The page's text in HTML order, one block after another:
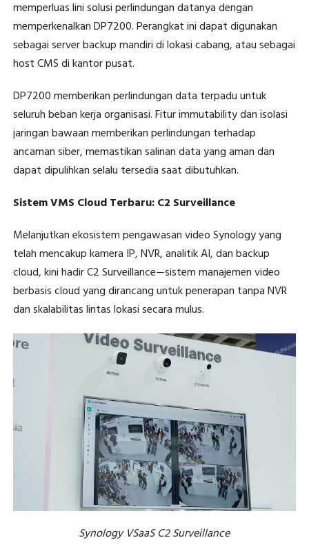
memperluas lini solusi perlindungan datanya dengan
memperkenalkan DP7200. Perangkat ini dapat digunakan
sebagai server backup mandiri di lokasi cabang, atau sebagai
host CMS di kantor pusat.
DP7200 memberikan perlindungan data terpadu untuk
seluruh beban kerja organisasi. Fitur immutability dan isolasi
jaringan bawaan memberikan perlindungan terhadap
ancaman siber, memastikan salinan data yang aman dan
dapat dipulihkan selalu tersedia saat dibutuhkan.
Sistem VMS Cloud Terbaru: C2 Surveillance
Melanjutkan ekosistem pengawasan video Synology yang
telah mencakup kamera IP, NVR, analitik AI, dan backup
cloud, kini hadir C2 Surveillance—sistem manajemen video
berbasis cloud yang dirancang untuk penerapan tanpa NVR
dan skalabilitas lintas lokasi secara mulus.
Synology VSaaS C2 Surveillance